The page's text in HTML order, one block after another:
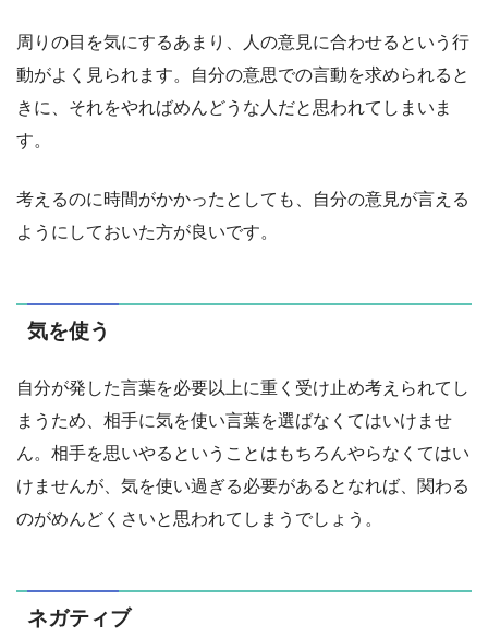
周りの目を気にするあまり、人の意見に合わせるという行
動がよく見られます。自分の意思での言動を求められると
きに、それをやればめんどうな人だと思われてしまいま
す。
考えるのに時間がかかったとしても、自分の意見が言える
ようにしておいた方が良いです。
気を使う
自分が発した言葉を必要以上に重く受け止め考えられてし
まうため、相手に気を使い言葉を選ばなくてはいけませ
ん。相手を思いやるということはもちろんやらなくてはい
けませんが、気を使い過ぎる必要があるとなれば、関わる
のがめんどくさいと思われてしまうでしょう。
ネガティブ